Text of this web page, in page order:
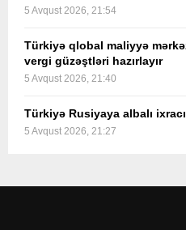
5 Avqust 2026, 21:54
Türkiyə qlobal maliyyə
vergi güzəştləri hazırlayır
5 Avqust 2026, 21:40
Türkiyə Rusiyaya albalı
5 Avqust 2026, 21:27